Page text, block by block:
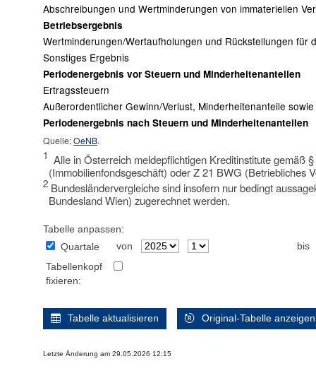
Abschreibungen und Wertminderungen von immateriellen
Betriebsergebnis
Wertminderungen/Wertaufholungen und Rückstellungen für
Sonstiges Ergebnis
Periodenergebnis vor Steuern und Minderheitenanteilen
Ertragssteuern
Außerordentlicher Gewinn/Verlust, Minderheitenanteile
Periodenergebnis nach Steuern und Minderheitenanteilen
Quelle:OeNB.
1 Alle in Österreich meldepflichtigen Kreditinstitute gemäß
(Immobilienfondsgeschäft) oder Z 21 BWG (Betriebliches
2 Bundesländervergleiche sind insofern nur bedingt
Bundesland Wien) zugerechnet werden.
Tabelle anpassen:
Quartale
von
bis
Tabellenkopf
fixieren:
Tabelle aktualisieren Original-Tabelle anzeigen
Letzte Änderung am 29.05.2026 12:15